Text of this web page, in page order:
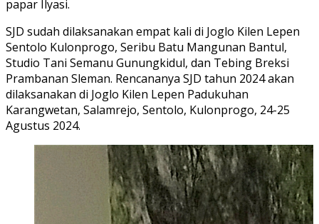
papar Ilyasi.
SJD sudah dilaksanakan empat kali di Joglo Kilen Lepen
Sentolo Kulonprogo, Seribu Batu Mangunan Bantul,
Studio Tani Semanu Gunungkidul, dan Tebing Breksi
Prambanan Sleman. Rencananya SJD tahun 2024 akan
dilaksanakan di Joglo Kilen Lepen Padukuhan
Karangwetan, Salamrejo, Sentolo, Kulonprogo, 24-25
Agustus 2024.